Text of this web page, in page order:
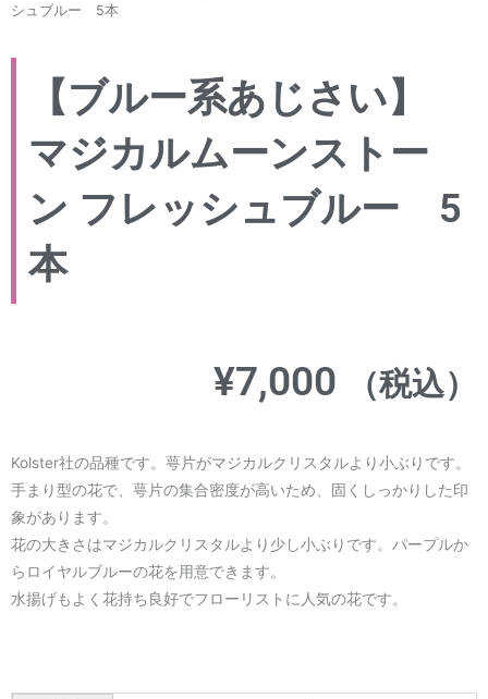
シュブルー 5本
【ブルー系あじさい】
マジカルムーンストー
ン フレッシュブルー 5
本
¥7,000 （税込）
Kolster社の品種です。萼片がマジカルクリスタルより小ぶりです。
手まり型の花で、萼片の集合密度が高いため、固くしっかりした印
象があります。
花の大きさはマジカルクリスタルより少し小ぶりです。パープルか
らロイヤルブルーの花を用意できます。
水揚げもよく花持ち良好でフローリストに人気の花です。